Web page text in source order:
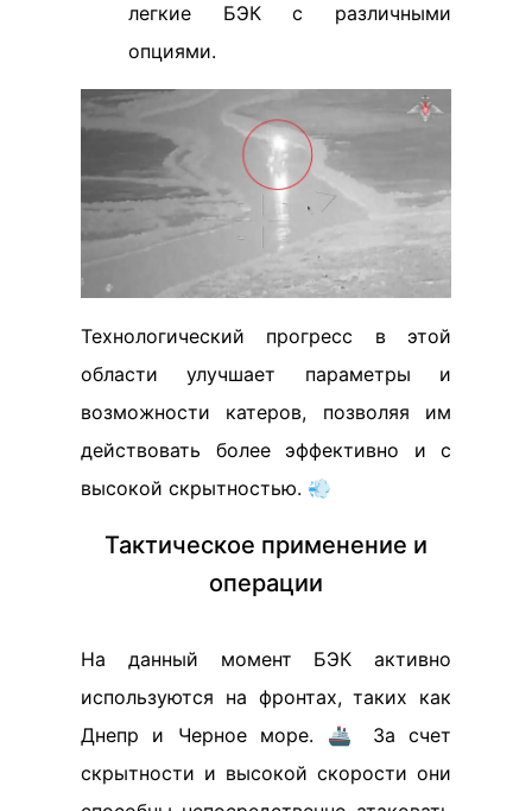
легкие БЭК с различными
опциями.
Технологический прогресс в этой
области улучшает параметры и
возможности катеров, позволяя им
действовать более эффективно и с
высокой скрытностью. 💨
Тактическое применение и
операции
На данный момент БЭК активно
используются на фронтах, таких как
Днепр и Черное море. 🚢 За счет
скрытности и высокой скорости они